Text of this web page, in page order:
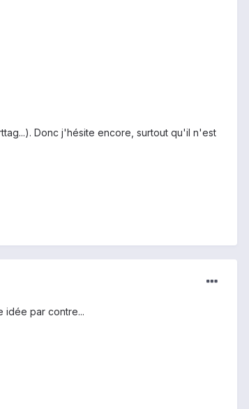
Donc j'hésite encore, surtout qu'il n'est
idée par contre...